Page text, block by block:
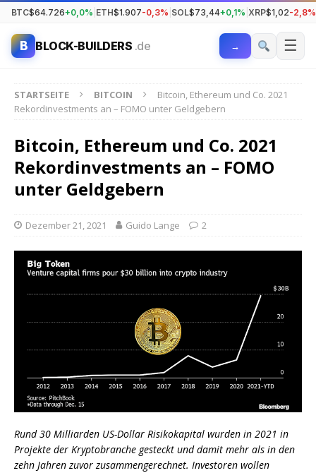
BTC$64.726+0,0% ETH$1.907-0,3% SOL$73,44+0,1% XRP$1,02-2,8%
B BLOCK-BUILDERS .de → ☰
STARTSEITE BITCOIN
Bitcoin, Ethereum und Co. 2021
Rekordinvestments an – FOMO unter Geldgebern
Bitcoin, Ethereum und Co. 2021
Rekordinvestments an – FOMO
unter Geldgebern
Dezember 21, 2021 Guido Lange 2
Rund 30 Milliarden US-Dollar Risikokapital wurden in 2021 in
Projekte der Kryptobranche gesteckt und damit mehr als in den
zehn Jahren zuvor zusammengerechnet. Investoren wollen